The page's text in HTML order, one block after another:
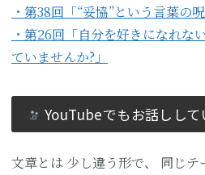
・第38回「“妥協”という言葉の
・第26回「自分を好きになれな
ていませんか?」
YouTubeでもお話しして
文章とは 少し違う形で、 同じテ